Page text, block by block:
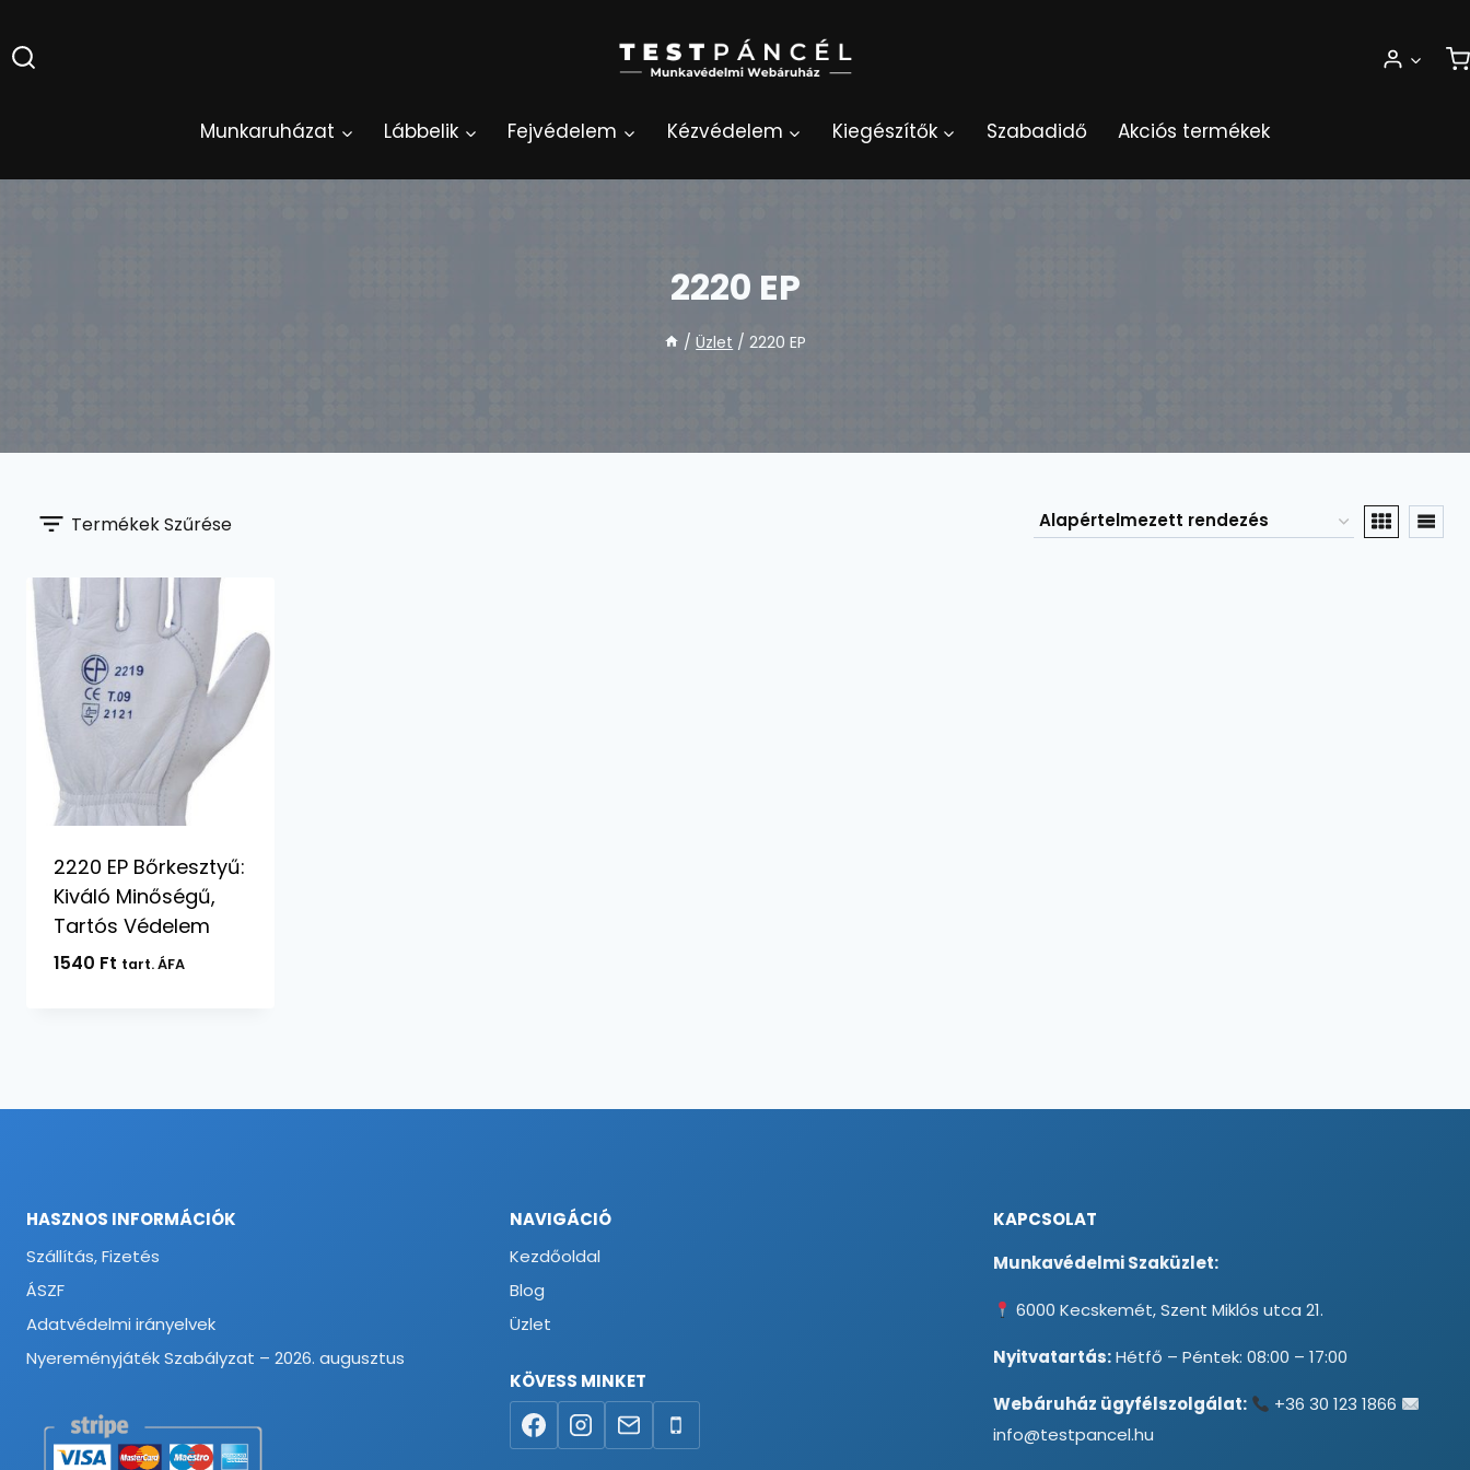
to
content
Munkaruházat Lábbelik Fejvédelem Kézvédelem Kiegészítők Szabadidő Akciós termékek
2220 EP
/ Üzlet / 2220 EP
Termékek Szűrése
2220 EP Bőrkesztyű:
Kiváló Minőségű,
Tartós Védelem
1540 Ft tart. ÁFA
HASZNOS INFORMÁCIÓK
Szállítás, Fizetés
ÁSZF
Adatvédelmi irányelvek
Nyereményjáték Szabályzat – 2026. augusztus
NAVIGÁCIÓ
Kezdőoldal
Blog
Üzlet
KÖVESS MINKET
KAPCSOLAT
Munkavédelmi Szaküzlet:
6000 Kecskemét, Szent Miklós utca 21.
Nyitvatartás:Hétfő – Péntek: 08:00 – 17:00
Webáruház ügyfélszolgálat:
+36 30 123 1866
info@testpancel.hu